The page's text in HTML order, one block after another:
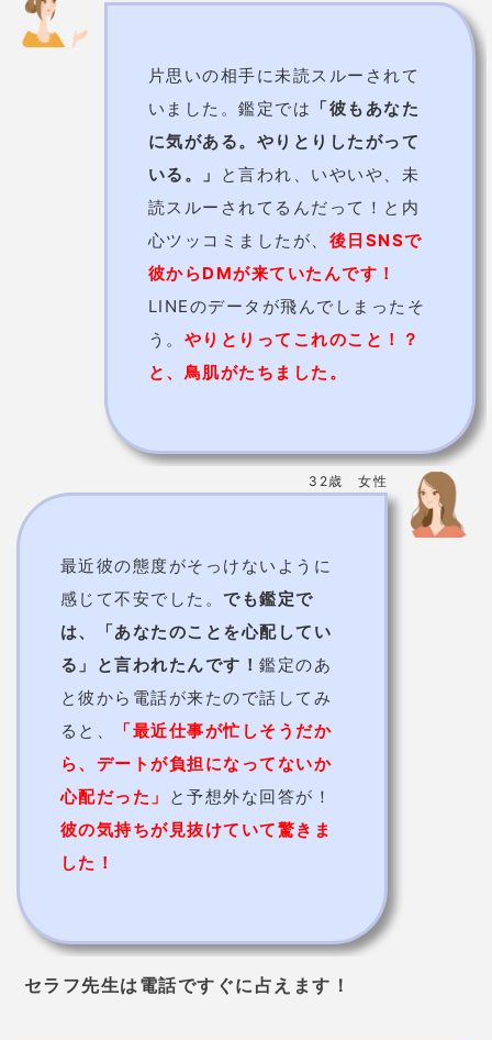
片思いの相手に未読スルーされて
いました。鑑定では 「彼もあなた
に気がある。やりとりしたがって
いる。」
と言われ、いやいや、未
読スルーされてるんだって！と内
心ツッコミましたが、 後日SNSで
彼からDMが来ていたんです！
LINEのデータが飛んでしまったそ
う。 やりとりってこれのこと！？
と、鳥肌がたちました。
32歳 女性
最近彼の態度がそっけないように
感じて不安でした。 でも鑑定で
は、「あなたのことを心配してい
る」と言われたんです！ 鑑定のあ
と彼から電話が来たので話してみ
ると、
「最近仕事が忙しそうだか
ら、デートが負担になってないか
心配だった」
と予想外な回答が！
彼の気持ちが見抜けていて驚きま
した！
セラフ先生は電話ですぐに占えます！